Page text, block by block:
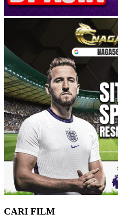
CARI FILM